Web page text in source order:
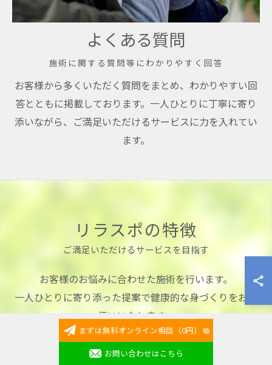
よくある質問
施術に関する質問等にわかりやすく回答
お客様から多くいただく質問をまとめ、わかりやすい回
答とともに掲載しております。一人ひとりに丁寧に寄り
添いながら、ご満足いただけるサービスに力を入れてい
ます。
ご満足いただけるサービスを目指す
リラスポの特徴
お客様のお悩みに合わせた施術を行います。
一人ひとりに寄り添った提案で健康的な身づくりをお手
伝いいたします。
稲城市を中心に、多摩市や川崎市麻生区等の周辺エリア
も含めて出張整体のサービスを展開しております。
まずは無料オンライン相談（0円）
お問い合わせはこちら